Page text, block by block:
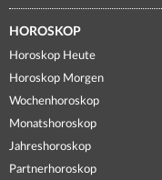
HOROSKOP
Horoskop Heute
Horoskop Morgen
Wochenhoroskop
Monatshoroskop
Jahreshoroskop
Partnerhoroskop